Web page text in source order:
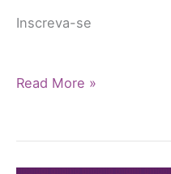
Inscreva-se
Read More »